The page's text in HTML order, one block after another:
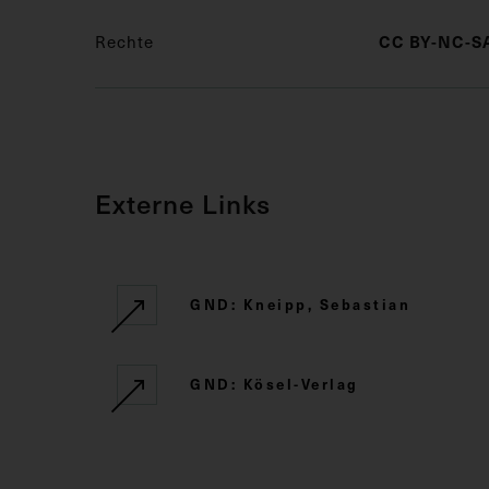
Rechte CC BY-NC-
Externe Links
GND: Kneipp, Sebastian
GND: Kösel-Verlag